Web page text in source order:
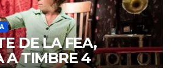
DE LA FEA,
A TIMBRE 4